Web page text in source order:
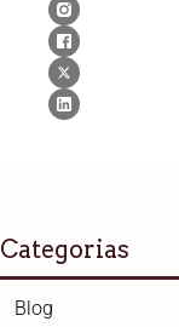
Categorias
Blog